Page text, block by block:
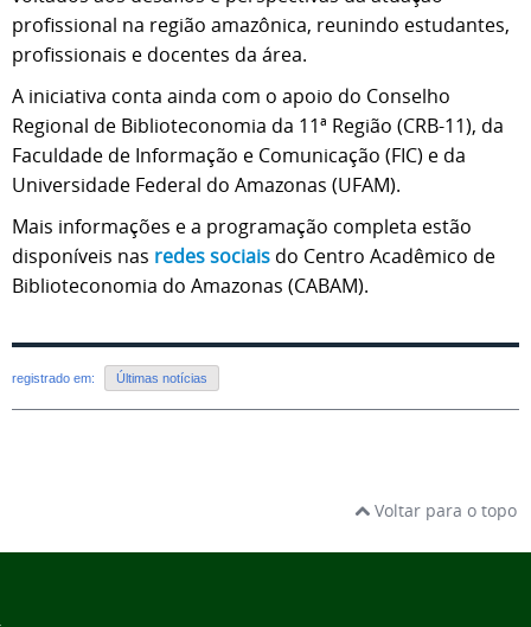
profissional na região amazônica, reunindo estudantes,
profissionais e docentes da área.
A iniciativa conta ainda com o apoio do Conselho
Regional de Biblioteconomia da 11ª Região (CRB-11), da
Faculdade de Informação e Comunicação (FIC) e da
Universidade Federal do Amazonas (UFAM).
Mais informações e a programação completa estão
disponíveis nas redes sociais do Centro Acadêmico de
Biblioteconomia do Amazonas (CABAM).
registrado em: Últimas notícias
Voltar para o topo